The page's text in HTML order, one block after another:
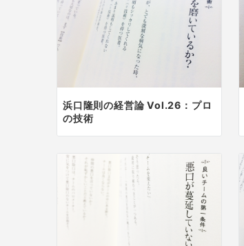
浜口隆則の経営論 Vol.26：プロ
の技術